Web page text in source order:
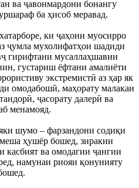
ва ҷавонмардони бонангу
ба ҳисоб меравад.
ки ҷаҳони муосирро
ҷумла мухолифатҳои шадиди
гирифтани мусаллаҳшавии
густариш ёфтани амалиёти
экстремистӣ аз ҳар як
омодабошӣ, маҳорату малакаи
ҷасорату далерӣ ва
менамояд.
шумо – фарзандони содиқи
ҳушёр бошед, зиракии
касбият ва омодагии ҷангии
намунаи риояи қонунияту